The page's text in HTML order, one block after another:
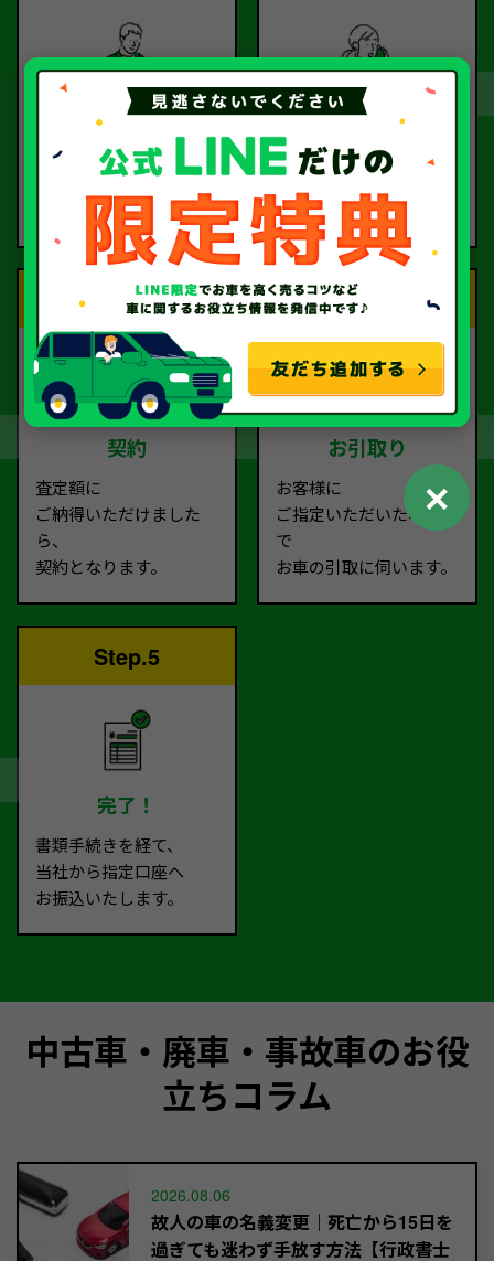
ご依頼
お電話または査定フォー
ご依頼ください。
査定
査定のプロが
す。
Step.3
契約
査定額に
ご納得いただけました
ら、
契約となります。
Step.4
お引取り
お客様に
ご指定いただいた場所ま
で
お車の引取に伺います。
Step.5
完了！
書類手続きを経て、
当社から指定口座へ
お振込いたします。
中古車・廃車・事故車のお役
立ちコラム
2026.08.06
故人の車の名義変更｜死亡から15日を
過ぎても迷わず手放す方法【行政書士
✕